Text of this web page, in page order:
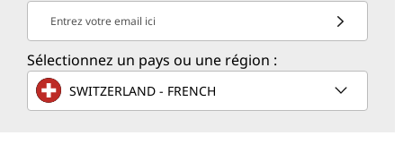
Entrez votre email ici
Sélectionnez un pays ou une région :
SWITZERLAND - FRENCH